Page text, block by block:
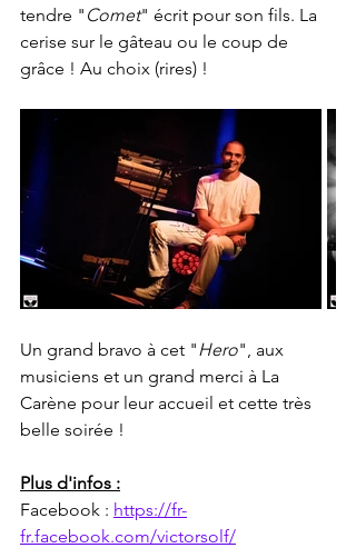
tendre " Comet" écrit pour son fils. La
cerise sur le gâteau ou le coup de
grâce ! Au choix (rires) !
Un grand bravo à cet "Hero", aux
musiciens et un grand merci à La
Carène pour leur accueil et cette très
belle soirée !
Plus d'infos :
Facebook : https://fr-
fr.facebook.com/victorsolf/